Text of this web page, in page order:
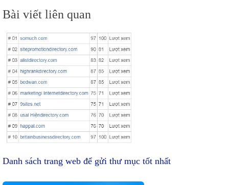
Bài viết liên quan
Danh sách trang web để gửi thư mục tốt nhất
Điều
hướng
bài
viết